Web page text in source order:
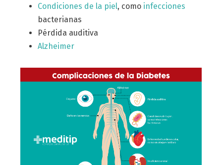
Condiciones de la piel, como infecciones
bacterianas
Pérdida auditiva
Alzheimer